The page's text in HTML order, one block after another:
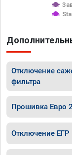
Отключение
фильтра
Прошивка Евро 2
Отключение ЕГР